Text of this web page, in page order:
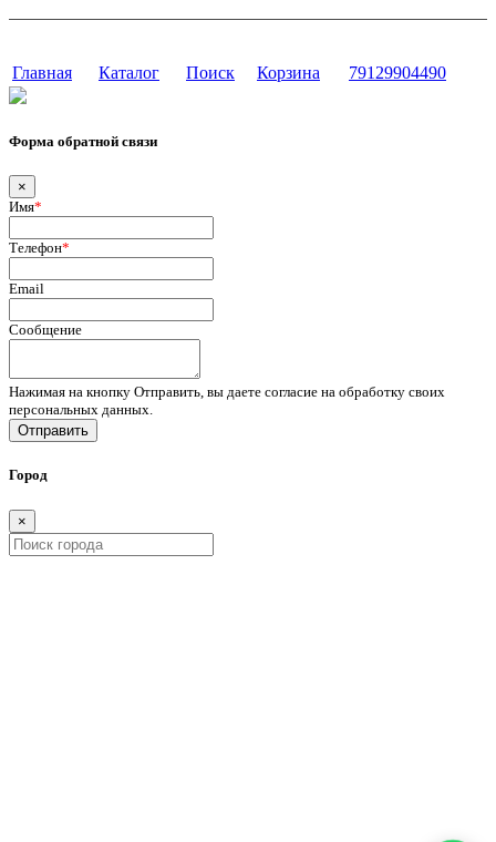
Главная Каталог Поиск Корзина 79129904490
Форма обратной связи
×
Имя*
Телефон*
Email
Сообщение
Нажимая на кнопку Отправить, вы даете согласие на обработку своих
персональных данных.
Отправить
Город
×